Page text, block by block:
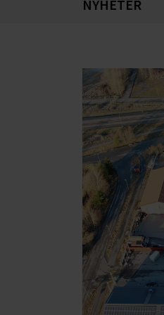
NYHETER